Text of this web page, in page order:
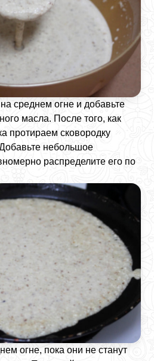
среднем огне и добавьте
масла. После того, как
протираем сковородку
небольшое
распределите его по
огне, пока они не станут